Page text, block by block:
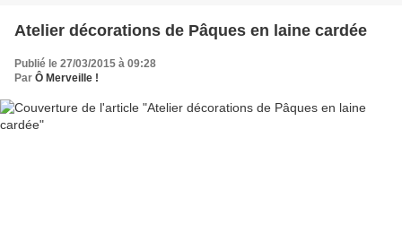
Atelier décorations de Pâques en laine cardée
Publié le 27/03/2015 à 09:28
Par Ô Merveille !